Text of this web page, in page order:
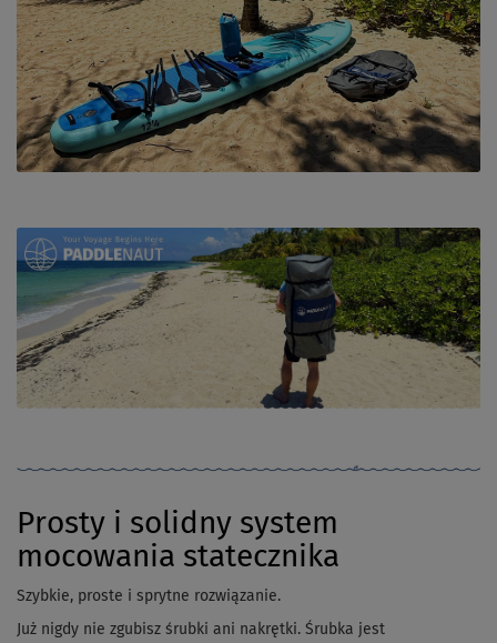
Prosty i solidny system
mocowania statecznika
Szybkie, proste i sprytne rozwiązanie.
Już nigdy nie zgubisz śrubki ani nakrętki. Śrubka jest